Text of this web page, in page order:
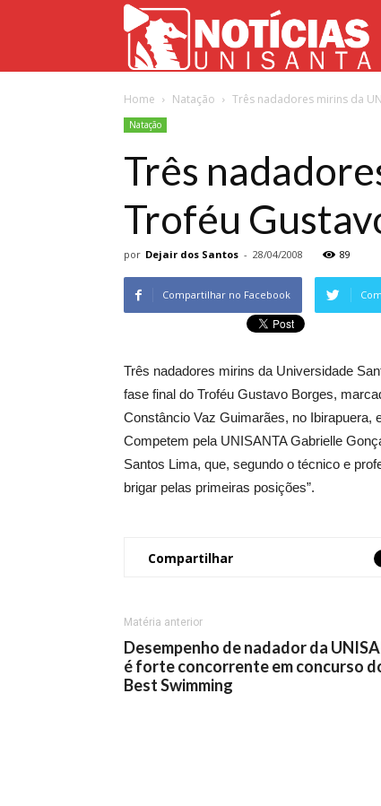
Home Natação Três nadadores mirins da
Natação
Três
Troféu
por Dejair dos Santos - 28/04/2008 89
Compartilhar no Facebook
Três nadadores mirins da Universidade
fase final do Troféu Gustavo Borges,
Constâncio Vaz Guimarães, no Ibirapuera,
Competem pela UNISANTA Gabrielle
Santos Lima, que, segundo o técnico e
brigar pelas primeiras posições”.
Compartilhar
Matéria anterior
Desempenho de nadador da
é forte concorrente em concurso
Best Swimming